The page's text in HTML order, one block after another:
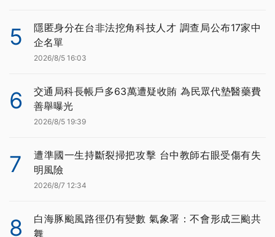
5
隱匿身分在台非法挖角科技人才 調查局公布17家中
企名單
2026/8/5 16:03
6
交通局科長帳戶多63萬遭疑收賄 為民眾代墊醫藥費
善舉曝光
2026/8/5 19:39
7
遭準國一生持斷裂掃把攻擊 台中教師右眼受傷有失
明風險
2026/8/7 12:34
8
白海豚颱風路徑仍有變數 氣象署：不會形成三颱共
舞